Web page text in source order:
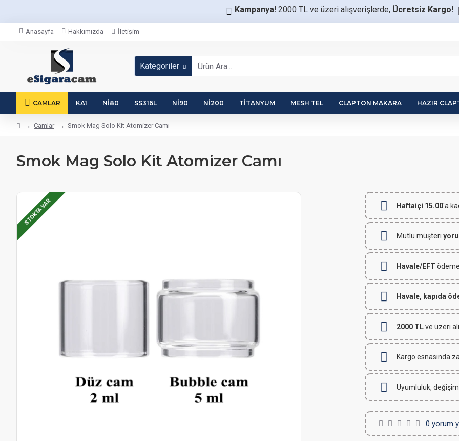
Kampanya! 2000 TL ve üzeri alışverişlerde, Ücretsiz Kargo!
Anasayfa Hakkımızda İletişim
Kategoriler
CAMLAR KA1 NI80 SS316L NI90 NI200 TITANYUM MESH TEL CLAPTON MAKARA HAZIR
Camlar Smok Mag Solo Kit Atomizer Camı
Smok Mag Solo Kit Atomizer Camı
STOKTA VAR Haftaiçi 15.00'a
Mutlu müşteri
Havale/EFT
Havale, kapıda
2000 TLve üzeri
Kargo esnasında
Uyumluluk,
0 yorum